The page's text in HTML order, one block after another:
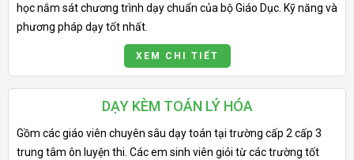
học nắm sát chương trình dạy chuẩn của bộ Giáo Dục. Kỹ năng và
phương pháp dạy tốt nhất.
XEM CHI TIẾT
DẠY KÈM TOÁN LÝ HÓA
Gồm các giáo viên chuyên sâu dạy toán tại trường cấp 2 cấp 3
trung tâm ôn luyện thi. Các em sinh viên giỏi từ các trường tốt